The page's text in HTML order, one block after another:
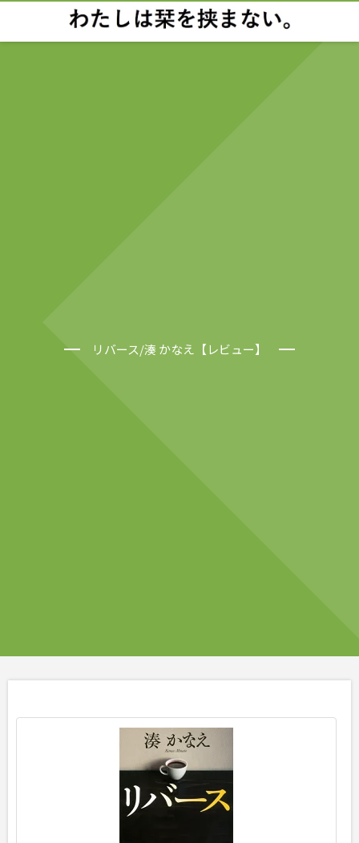
リバース/湊 かなえ【レビュー】